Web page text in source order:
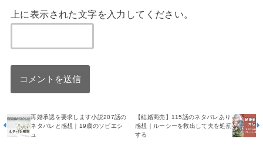
上に表示された文字を入力してください。
再婚承認を要求します小説207話の
ネタバレと感想｜19歳のソビエシ
ュ
【結婚商売】115話のネタバレあり
感想｜ルーシーを救出して夫を処罰
する